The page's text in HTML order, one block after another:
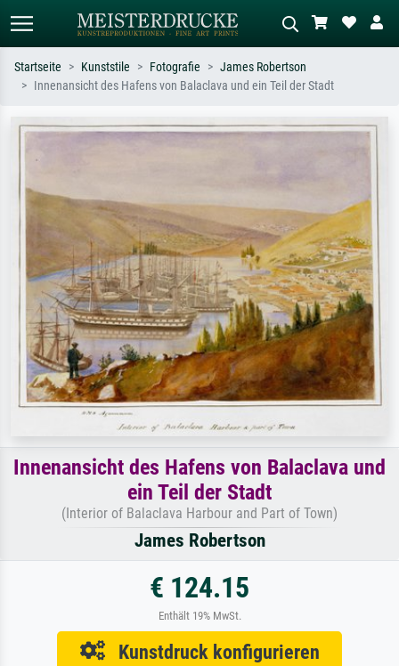
Suchen Sie nach Künstlern, Werktiteln
Sternennacht, Impressionismus, Welle
Beschreiben Sie die Szene – z.B. Grüne
Wiese, Abstrakt mit viel Rot, Dunkles
Baum.
Startseite Kunststile Fotografie
James Robertson
Innenansicht des Hafens von Balaclava und ein Teil der Stadt
Innenansicht des Hafens von Balaclava und
ein Teil der Stadt
(Interior of Balaclava Harbour and Part of Town)
James Robertson
€ 124.15
Enthält 19% MwSt.
Kunstdruck konfigurieren